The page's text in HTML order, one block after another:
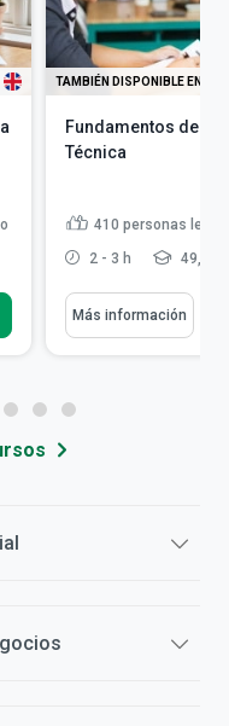
TAMBIÉN DISPONIBLE EN
Fundamentos de la
Técnica
410 personas les
2 - 3 h
Más información